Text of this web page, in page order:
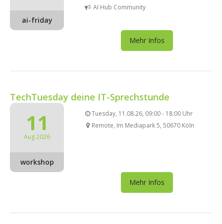
ai-friday
AI Hub Community
Mehr Infos
TechTuesday deine IT-Sprechstunde
11
Aug 2026
workshop
Tuesday, 11.08.26, 09:00 - 18:00 Uhr
Remote, Im Mediapark 5, 50670 Köln
Mehr Infos